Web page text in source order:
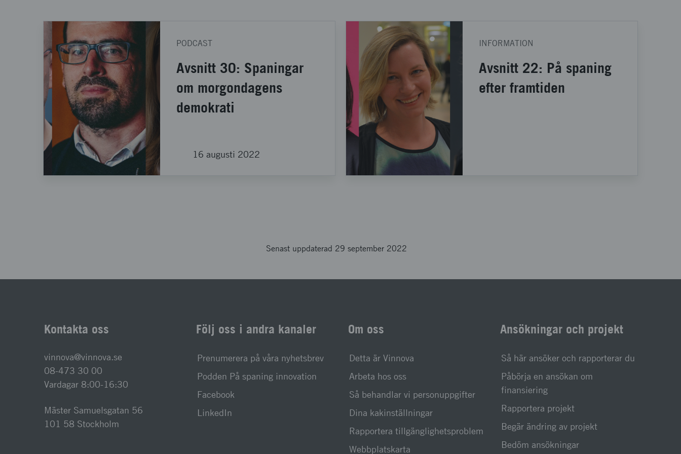
PODCAST
Avsnitt 30: Spaningar
om morgondagens
demokrati
16 augusti 2022
INFORMATION
Avsnitt 22: På spaning
efter framtiden
Senast uppdaterad 29 september 2022
Kontakta oss
vinnova@vinnova.se
08-473 30 00
Vardagar 8:00-16:30
Mäster Samuelsgatan 56
101 58 Stockholm
Följ oss i andra kanaler
Prenumerera på våra nyhetsbrev
Podden På spaning innovation
Facebook
LinkedIn
Om oss
Detta är Vinnova
Arbeta hos oss
Så behandlar vi personuppgifter
Dina kakinställningar
Rapportera tillgänglighetsproblem
Webbplatskarta
Ansökningar och projekt
Så här ansöker och rapporterar du
Påbörja en ansökan om
finansiering
Rapportera projekt
Begär ändring av projekt
Bedöm ansökningar